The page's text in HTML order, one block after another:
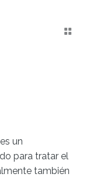
un
para tratar el
también